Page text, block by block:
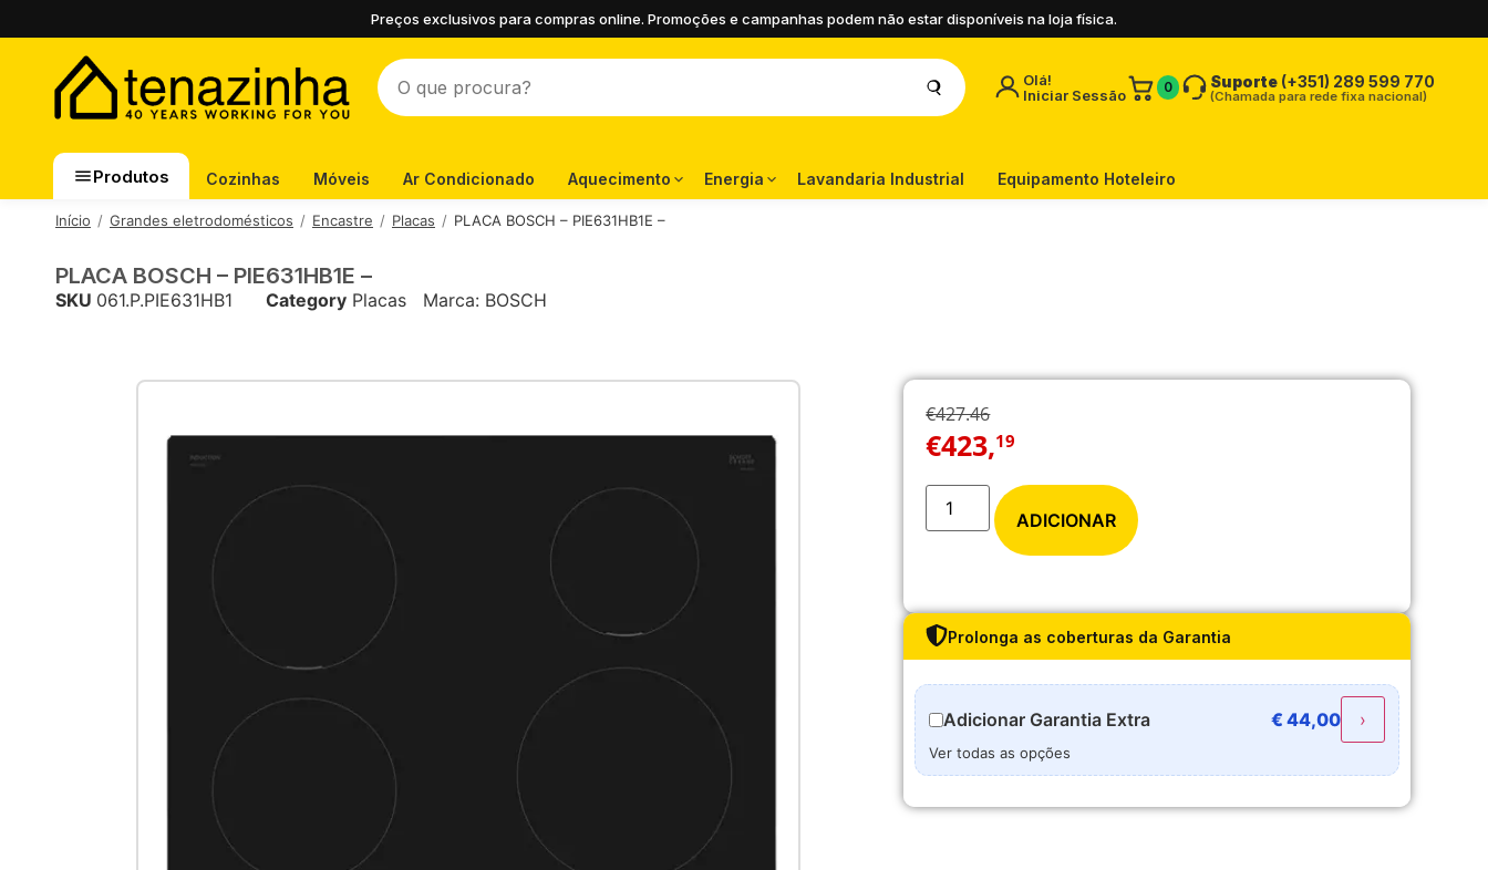
Preços exclusivos para compras online. Promoções e campanhas podem não estar disponíveis na loja física.
Olá!
Iniciar Sessão
0 Suporte (+351) 289 599 770
(Chamada para rede fixa nacional)
Produtos Cozinhas Móveis Ar Condicionado Aquecimento Energia Lavandaria Industrial Equipamento Hoteleiro
Início Grandes eletrodomésticos Encastre Placas PLACA BOSCH – PIE631HB1E –
PLACA BOSCH – PIE631HB1E –
SKU 061.P.PIE631HB1 Category Placas Marca: BOSCH
€427.46
€423,19
ADICIONAR
Prolonga as coberturas da Garantia
Adicionar Garantia Extra € 44,00 ›
Ver todas as opções